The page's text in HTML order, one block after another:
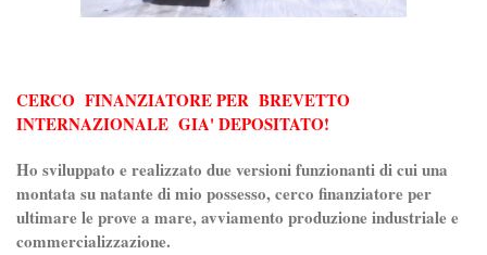
CERCO FINANZIATORE PER BREVETTO
INTERNAZIONALE GIA' DEPOSITATO!
Ho sviluppato e realizzato due versioni funzionanti di cui una
montata su natante di mio possesso, cerco finanziatore per
ultimare le prove a mare, avviamento produzione industriale e
commercializzazione.